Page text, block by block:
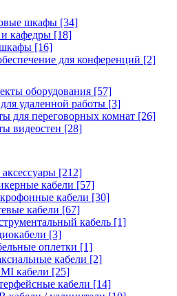
шкафы [34]
кафедры [18]
[16]
для конференций [2]
оборудования [57]
удаленной работы [3]
для переговорных комнат [26]
видеостен [28]
[212]
кабели [57]
кабели [30]
кабели [67]
кабель [1]
[3]
оплетки [1]
кабели [2]
кабели [25]
кабели [14]